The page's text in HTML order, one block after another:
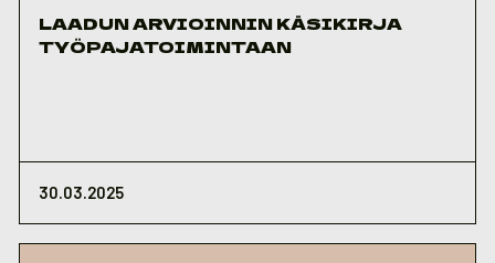
LAADUN ARVIOINNIN KÄSIKIRJA
TYÖPAJATOIMINTAAN
30.03.2025